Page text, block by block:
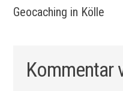
Geocaching in Kölle
Kommentar